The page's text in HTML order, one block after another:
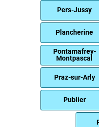
Pers-Jussy
Plancherine
Pontamafrey-
Montpascal
Praz-sur-Arly
Publier